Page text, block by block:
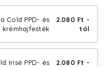
Cold PPD- és
2.080 Ft -
tól
Irisé PPD- és
2.080 Ft -